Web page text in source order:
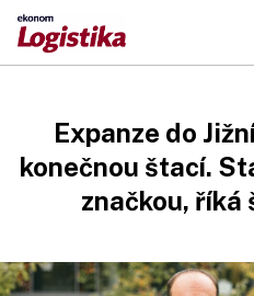
Expanze do
konečnou štací.
značkou,